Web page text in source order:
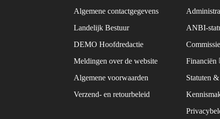
Algemene contactgegevens
Landelijk Bestuur
DEMO Hoofdredactie
Meldingen over de website
Algemene voorwaarden
Verzend- en retourbeleid
ANBI-
Financiën
Statuten